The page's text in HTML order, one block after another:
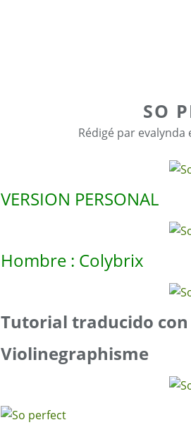
SO
Rédigé par
VERSION PERSONAL
Hombre : Colybrix
Tutorial traducido
Violinegraphisme